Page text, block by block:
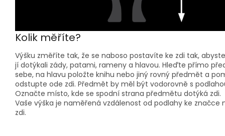
Kolik měříte?
Výšku změříte tak, že se naboso postavíte ke zdi tak,
jí dotýkali zády, patami, rameny a hlavou. Hleďte přímo
sebe, na hlavu položte knihu nebo jiný rovný předmět a
odstupte ode zdi. Předmět by měl být vodorovně s
Označte místo, kde se spodní strana předmětu dotýká zdi.
Vaše výška je naměřená vzdálenost od podlahy ke značce
zdi.